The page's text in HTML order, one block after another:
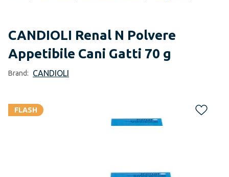
CANDIOLI Renal N Polvere
Appetibile Cani Gatti 70 g
Brand: CANDIOLI
FLASH